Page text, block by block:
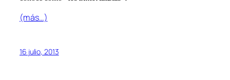
(más…)
16 julio, 2013